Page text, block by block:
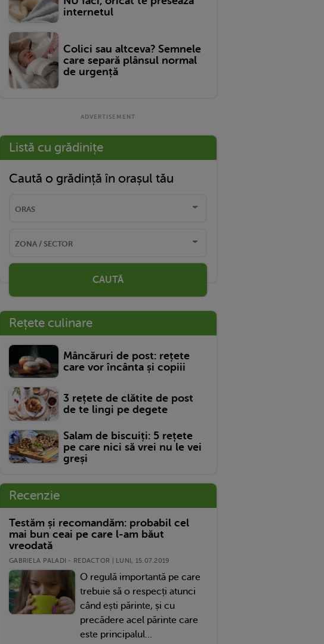
internetul
Colici sau altceva? Semnele
care separă plânsul normal
de urgență
Listă cu grădinițe
Caută o grădință în orașul tău
CAUTĂ
Rețete culinare
Mâncăruri de post: rețete
care vor încânta și copiii
3 rețete de clătite de post
de te lingi pe degete
Salam de biscuiți: 5 rețete
pe care nici să vrei nu le vei
greși
Recenzie
Testăm și recomandăm: probabil cel
mai bun ceai pe care l-am băut
vreodată
GABRIELA PALADI - REDACTOR | LUNI, 15.07.2019
O regulă importantă pe care
trebuie să o respecți atunci
când ești părinte, și cu
precădere acel părinte care
este principalul...